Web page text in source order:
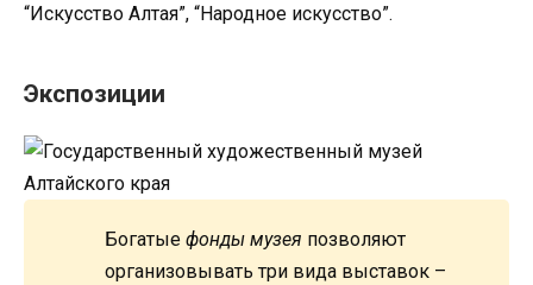
“Искусство Алтая”, “Народное искусство”.
Экспозиции
Богатые фонды музея позволяют
организовывать три вида выставок –